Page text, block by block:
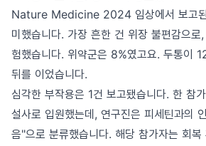
Nature Medicine 2024 임상에서 보고된
미했습니다. 가장 흔한 건 위장 불편감으
험했습니다. 위약군은 8%였고요. 두통이
뒤를 이었습니다.
심각한 부작용은 1건 보고됐습니다. 한 참
설사로 입원했는데, 연구진은 피세틴과의
음"으로 분류했습니다. 해당 참가자는 회